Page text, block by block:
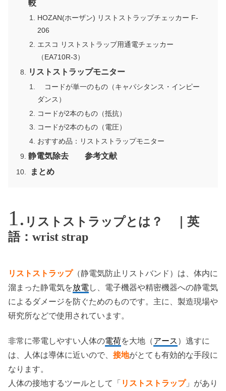
較
HOZAN(ホーザン) リストストラップチェッカー F-
206
エスコ リストストラップ用通電チェッカー
（EA710R-3）
リストストラップモニター
コードが単一のもの（キャパシタンス・インピー
ダンス）
コードが2本のもの（抵抗）
コードが2本のもの（電圧）
おすすめ品：リストストラップモニター
静電気除去 参考文献
まとめ
リストストラップとは？ ｜英
語：wrist strap
リストストラップ（静電気防止リストバンド）は、体内に
溜まった静電気を放電 し、電子機器や精密機器への静電気
によるダメージを防ぐためのものです。主に、製造現場や
研究所などで使用されています。
非常に帯電しやすい人体の電荷を大地（アース ）逃すに
は、人体は導体に近いので、 接地がとても有効的な手段に
なります。
人体の接地するツールとして「 リストストラップ」があり